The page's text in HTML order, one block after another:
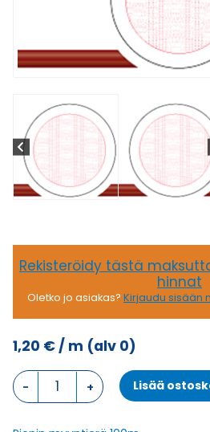
Rekisteröidy tästä
hinnat
Oletko jo asiakas? Kirjaudu sisään
1,20 €/ m (alv 0)
Johdin
(H)07V-
VALKOINEN/PUNAINEN
Lisää